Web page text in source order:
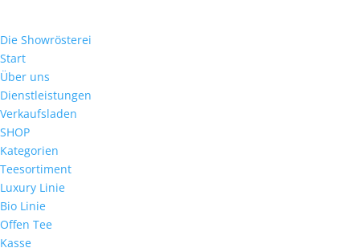
Die Showrösterei
Start
Über uns
Dienstleistungen
Verkaufsladen
SHOP
Kategorien
Teesortiment
Luxury Linie
Bio Linie
Offen Tee
Kasse